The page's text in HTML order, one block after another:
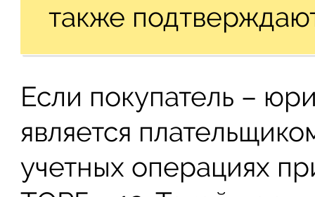
также
Если покупатель –
является
учетных операциях